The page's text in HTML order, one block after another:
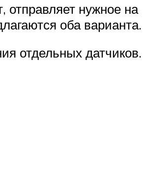
отправляет нужное на
оба варианта.
отдельных датчиков.